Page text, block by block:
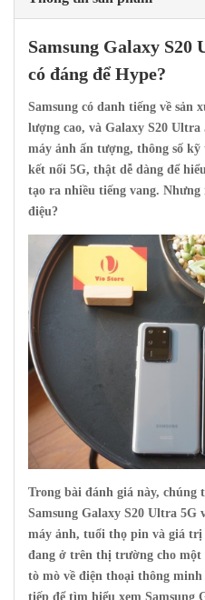
Samsung Galaxy S20
có đáng để Hype?
Samsung có danh tiếng về
lượng cao, và Galaxy S20
máy ảnh ấn tượng, thông số
kết nối 5G, thật dễ dàng để
tạo ra nhiều tiếng vang. Nhưng
điệu?
Trong bài đánh giá này, chúng
Samsung Galaxy S20 Ultra 5G
máy ảnh, tuổi thọ pin và giá trị
đang ở trên thị trường cho một
tò mò về điện thoại thông
tiếp để tìm hiểu xem Samsung